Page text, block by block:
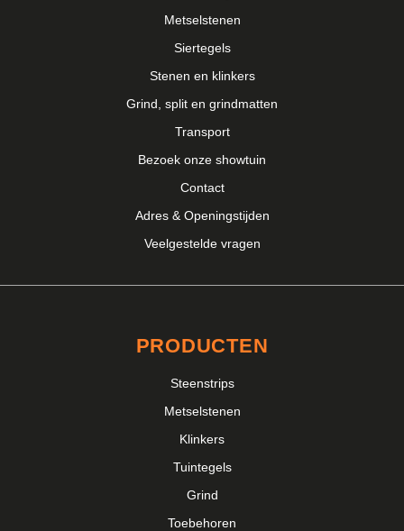
Metselstenen
Siertegels
Stenen en klinkers
Grind, split en grindmatten
Transport
Bezoek onze showtuin
Contact
Adres & Openingstijden
Veelgestelde vragen
PRODUCTEN
Steenstrips
Metselstenen
Klinkers
Tuintegels
Grind
Toebehoren